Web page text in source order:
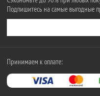
Подпишитесь на самые выгодные
Принимаем к оплате: